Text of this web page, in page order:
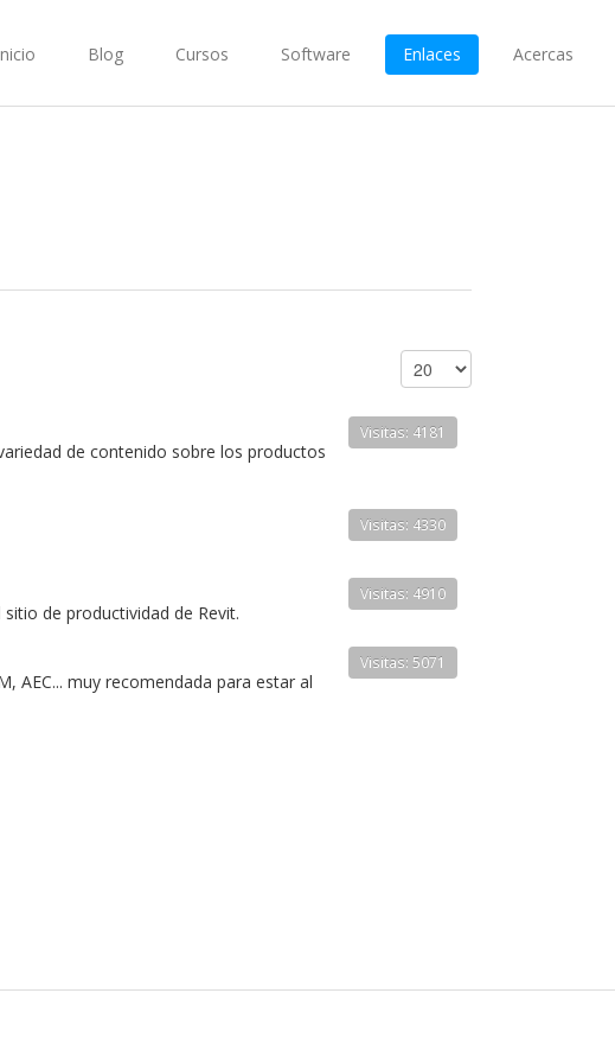
Blog Cursos Software Enlaces Acercas
Visitas: 4181
de contenido sobre los productos
Visitas: 4330
Visitas: 4910
de productividad de Revit.
Visitas: 5071
AEC... muy recomendada para estar al